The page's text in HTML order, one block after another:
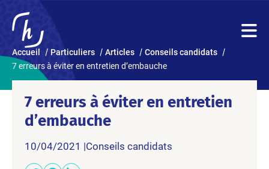
Accueil Particuliers Articles
Conseils candidats
7 erreurs à éviter en entretien d’embauche
7 erreurs à éviter en entretien
d’embauche
10/04/2021 |Conseils candidats